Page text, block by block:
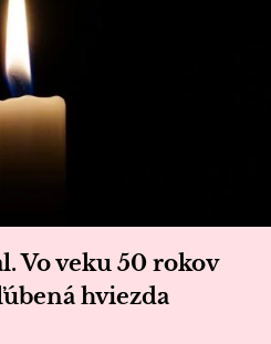
Vo veku 50 rokov
hviezda